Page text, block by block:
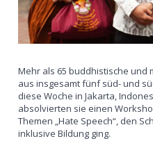
Mehr als 65 buddhistische und
aus insgesamt fünf süd- und
diese Woche in Jakarta,
absolvierten sie einen
Themen „Hate Speech“, den
inklusive Bildung ging.